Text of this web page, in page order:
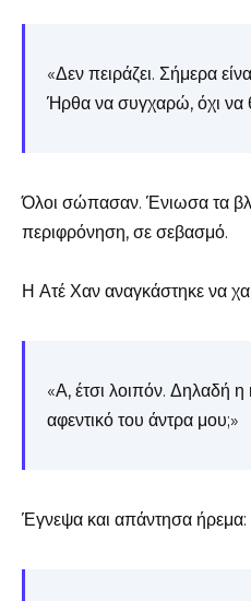
«Δεν πειράζει. Σήμερα
Ήρθα να συγχαρώ, όχι να
Όλοι σώπασαν. Ένιωσα τα
περιφρόνηση, σε σεβασμό.
Η Ατέ Χαν αναγκάστηκε να
«Α, έτσι λοιπόν. Δηλαδή η
αφεντικό του άντρα μου;»
Έγνεψα και απάντησα ήρεμα: